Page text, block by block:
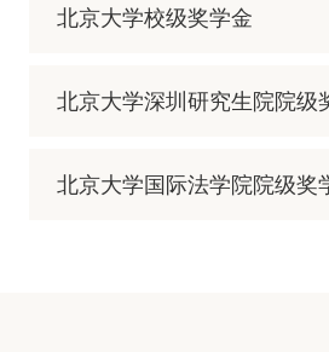
北京大学校级奖学金
北京大学深圳研究生院院级
北京大学国际法学院院级奖